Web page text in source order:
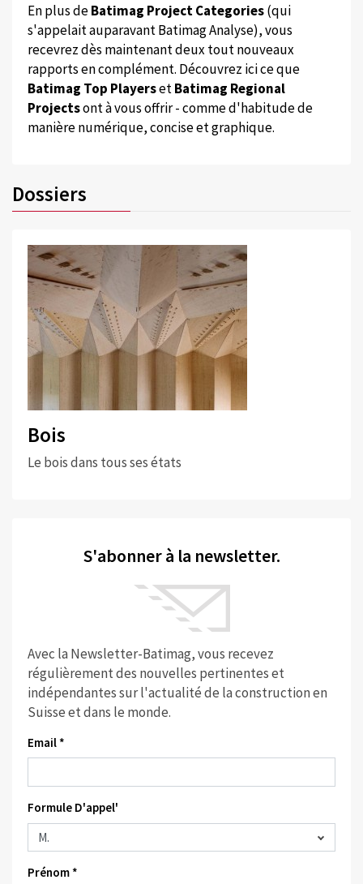
En plus deBatimag Project Categories(qui
s'appelait auparavant Batimag Analyse), vous
recevrez dès maintenant deux tout nouveaux
rapports en complément. Découvrez ici ce que
Batimag Top PlayersetBatimag Regional
Projectsont à vous offrir - comme d'habitude de
manière numérique, concise et graphique.
Dossiers
Bois
Le bois dans tous ses états
S'abonner à la newsletter.
Avec la Newsletter-Batimag, vous recevez
régulièrement des nouvelles pertinentes et
indépendantes sur l'actualité de la construction en
Suisse et dans le monde.
Email *
Formule D'appel'
Prénom *